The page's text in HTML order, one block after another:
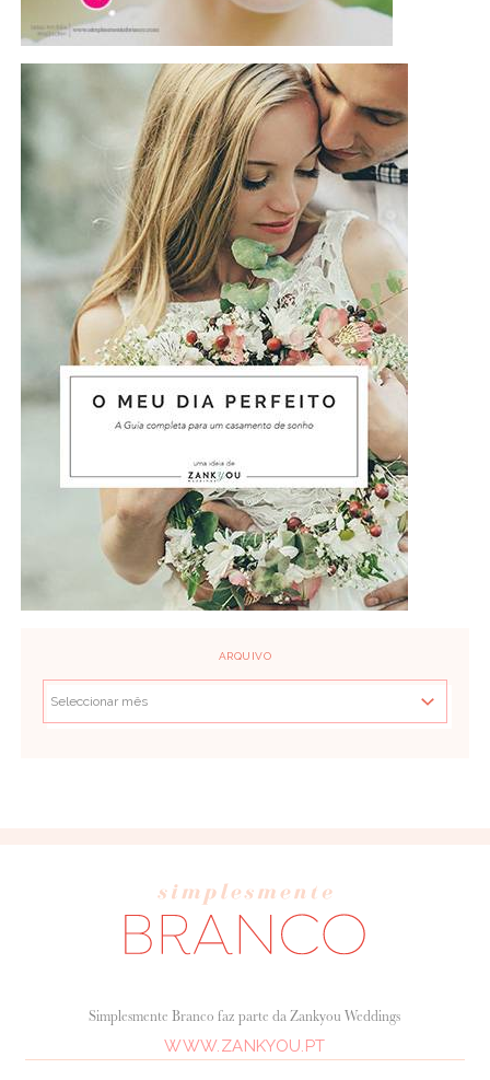
ARQUIVO
Simplesmente Branco faz parte da Zankyou Weddings
WWW.ZANKYOU.PT